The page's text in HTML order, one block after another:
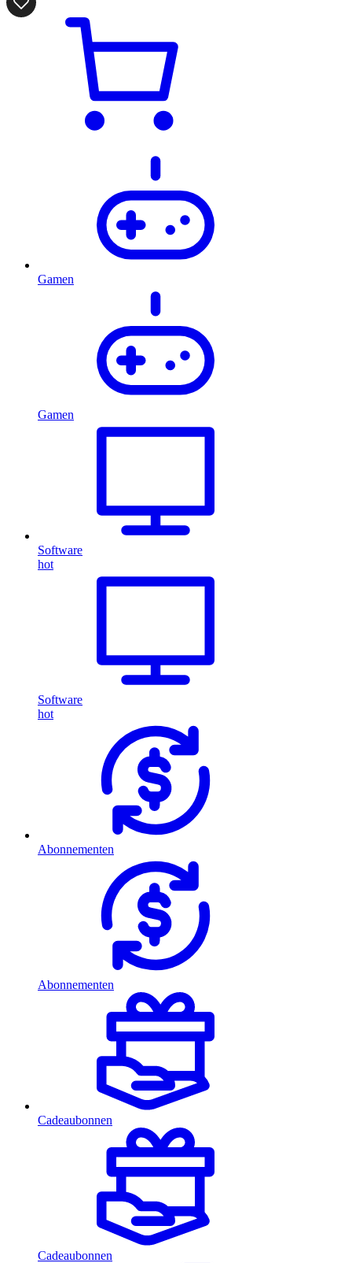
Gamen
Gamen
Software
hot
Software
hot
Abonnementen
Abonnementen
Cadeaubonnen
Cadeaubonnen